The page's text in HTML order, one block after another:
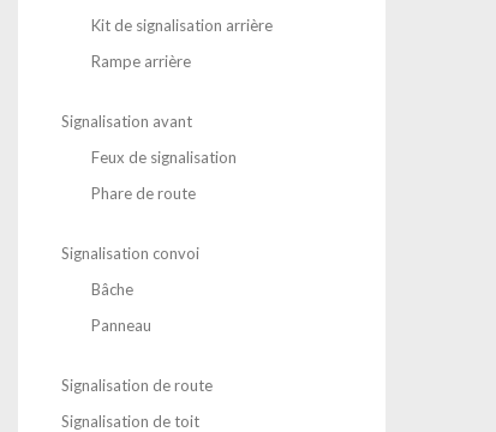
Kit de signalisation arrière
Rampe arrière
Signalisation avant
Feux de signalisation
Phare de route
Signalisation convoi
Bâche
Panneau
Signalisation de route
Signalisation de toit